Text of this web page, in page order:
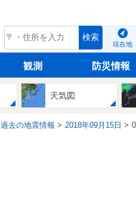
tenki.jp 検索
現在地
観測 防災情報
天気図
過去の地震情報 2018年09月15日